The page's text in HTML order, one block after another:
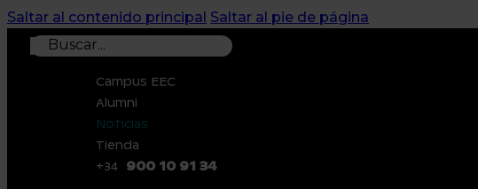
Saltar al contenido principal Saltar al pie de página
Buscar
Campus EEC
Alumni
Noticias
Tienda
+34
900 10 91 34